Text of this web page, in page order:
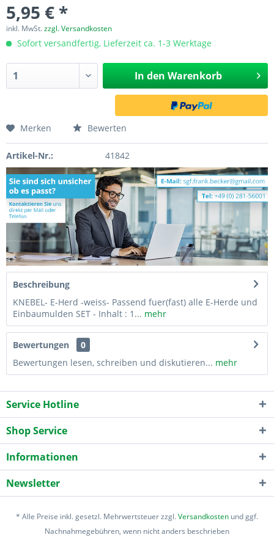
5,95 € *
inkl. MwSt.zzgl. Versandkosten
Sofort versandfertig, Lieferzeit ca. 1-3 Werktage
In den Warenkorb
Merken Bewerten
Artikel-Nr.: 41842
Beschreibung
KNEBEL- E-Herd -weiss- Passend fuer(fast) alle E-Herde und
Einbaumulden SET - Inhalt : 1... mehr
Bewertungen
0
Bewertungen lesen, schreiben und diskutieren... mehr
Service Hotline
Shop Service
Informationen
Newsletter
* Alle Preise inkl. gesetzl. Mehrwertsteuer zzgl.Versandkosten und ggf.
Nachnahmegebühren, wenn nicht anders beschrieben